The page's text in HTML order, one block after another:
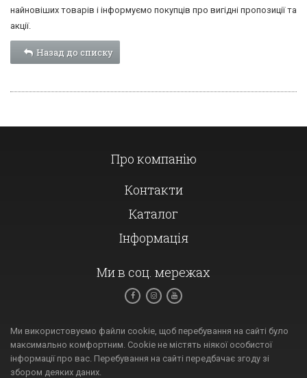
найновіших товарів і інформуємо покупців про вигідні пропозиції та
акції.
Назад до списку
Про компанію
Контакти
Каталог
Інформація
Ми в соц. мережах
Ми використовуємо файли cookie, щоб перебування на сайті було
максимально комфортним. Cookie не містять ніякої особистої
інформації про вас. Перебування на сайті передбачає згоду зі
збором деяких даних.